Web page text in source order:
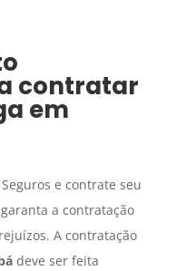
contratar
em
e contrate seu
a contratação
A contratação
deve ser feita